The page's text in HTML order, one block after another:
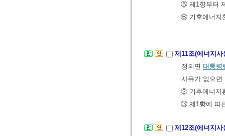
⑤ 제1항부터
⑥ 기후에너지
제11조(에너지
정되면 대통령
사유가 없으
② 기후에너지
③ 제1항에 따
제12조(에너지